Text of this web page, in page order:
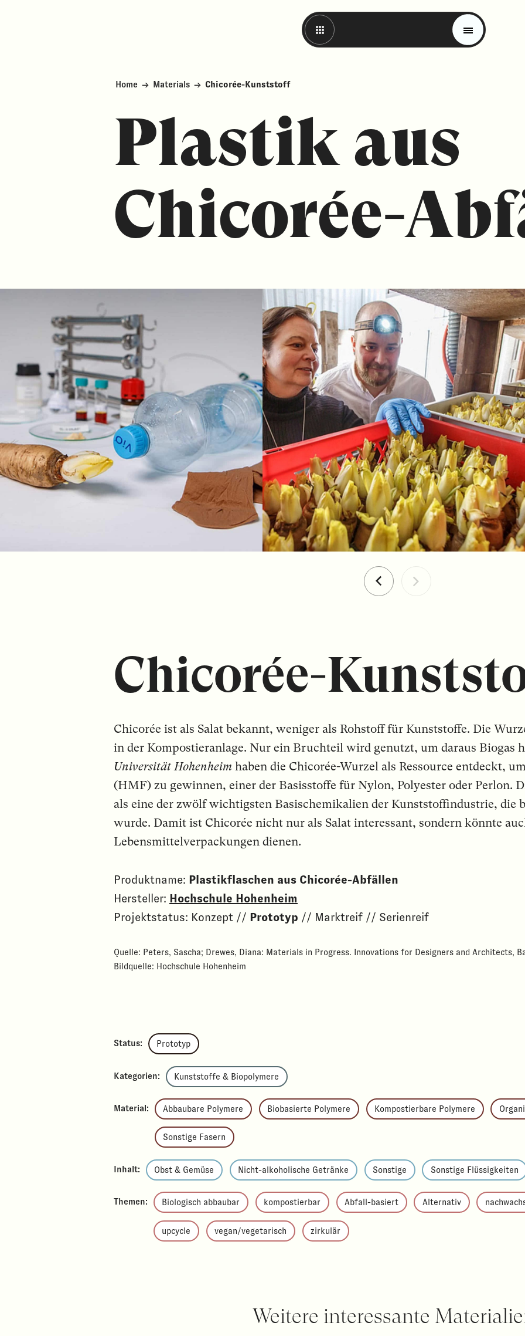
Magazin
Trends
Materials
Home → Materials → Chicorée-Kunststoff
Plastik aus
Chicorée-
Chicorée-
Chicorée ist als Salat bekannt, weniger als Rohstoff für Kunststoffe. Die
in der Kompostieranlage. Nur ein Bruchteil wird genutzt, um daraus Biogas
Universität Hohenheim haben die Chicorée-Wurzel als Ressource entdeckt,
(HMF) zu gewinnen, einer der Basisstoffe für Nylon, Polyester oder Perlon.
als eine der zwölf wichtigsten Basischemikalien der Kunststoffindustrie, die
wurde. Damit ist Chicorée nicht nur als Salat interessant, sondern könnte
Lebensmittelverpackungen dienen.
Produktname: Plastikflaschen aus Chicorée-Abfällen
Hersteller: Hochschule Hohenheim
Projektstatus: Konzept // Prototyp // Marktreif // Serienreif
Quelle: Peters, Sascha; Drewes, Diana: Materials in Progress. Innovations for Designers and Architects,
Bildquelle: Hochschule Hohenheim
Status: Prototyp
Kategorien: Kunststoffe & Biopolymere
Material: Abbaubare Polymere Biobasierte Polymere Kompostierbare Polymere
Sonstige Fasern
Inhalt: Obst & Gemüse Nicht-alkoholische Getränke Sonstige Sonstige Flüssigkeiten
Themen: Biologisch abbaubar kompostierbar Abfall-basiert Alternativ
upcycle vegan/vegetarisch zirkulär
Weitere interessante